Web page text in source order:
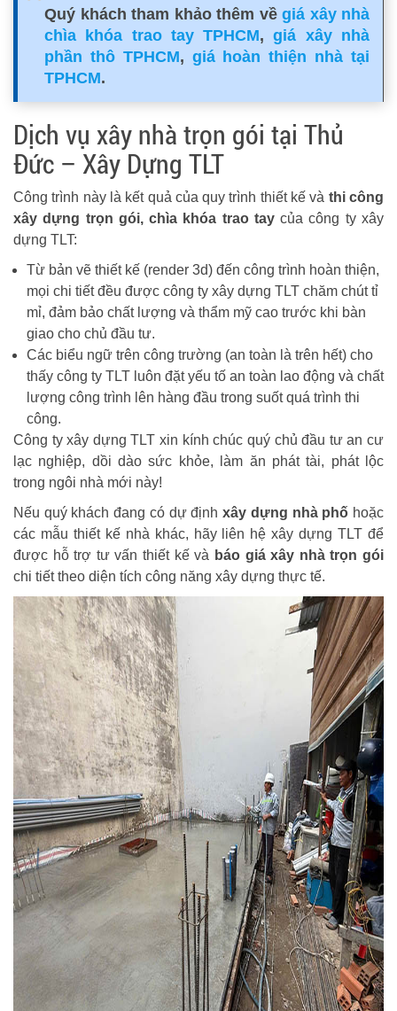
Quý khách tham khảo thêm về giá xây nhà
chìa khóa trao tay TPHCM,giá xây nhà
phần thô TPHCM, giá hoàn thiện nhà tại
TPHCM.
Dịch vụ xây nhà trọn gói tại Thủ
Đức – Xây Dựng TLT
Công trình này là kết quả của quy trình thiết kế và thi công
xây dựng trọn gói, chìa khóa trao taycủa công ty xây
dựng TLT:
Từ bản vẽ thiết kế (render 3d) đến công trình hoàn thiện,
mọi chi tiết đều được công ty xây dựng TLT chăm chút tỉ
mỉ, đảm bảo chất lượng và thẩm mỹ cao trước khi bàn
giao cho chủ đầu tư.
Các biểu ngữ trên công trường (an toàn là trên hết) cho
thấy công ty TLT luôn đặt yếu tố an toàn lao động và chất
lượng công trình lên hàng đầu trong suốt quá trình thi
công.
Công ty xây dựng TLT xin kính chúc quý chủ đầu tư an cư
lạc nghiệp, dồi dào sức khỏe, làm ăn phát tài, phát lộc
trong ngôi nhà mới này!
Nếu quý khách đang có dự địnhxây dựng nhà phố hoặc
các mẫu thiết kế nhà khác, hãy liên hệ xây dựng TLT để
được hỗ trợ tư vấn thiết kế và báo giá xây nhà trọn gói
chi tiết theo diện tích công năng xây dựng thực tế.